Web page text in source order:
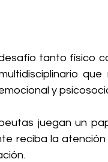
tanto físico
y
juegan un
reciba la